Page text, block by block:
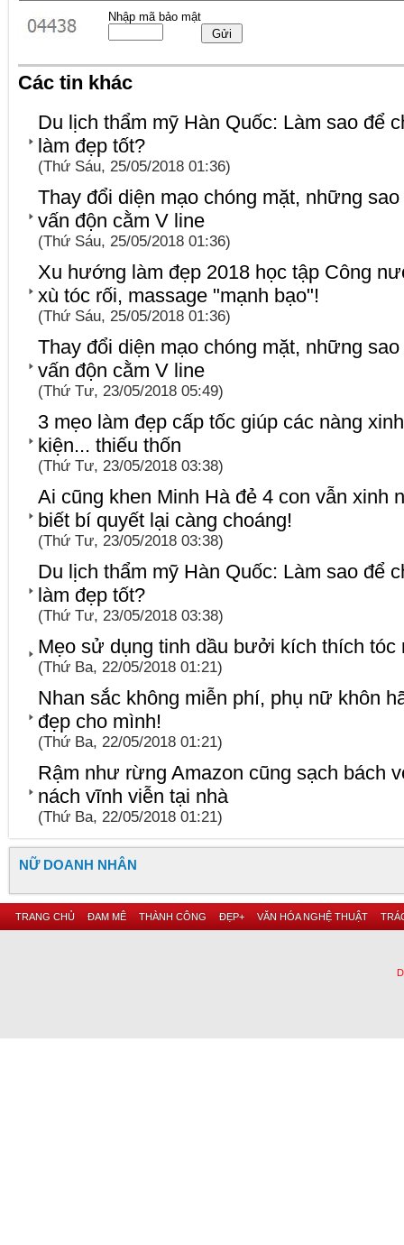
Nhập mã bảo mật
Các tin khác
Du lịch thẩm mỹ Hàn Quốc: Làm sao để
làm đẹp tốt?
(Thứ Sáu, 25/05/2018 01:36)
Thay đổi diện mạo chóng mặt, những
vấn độn cằm V line
(Thứ Sáu, 25/05/2018 01:36)
Xu hướng làm đẹp 2018 học tập Công
xù tóc rối, massage "mạnh bạo"!
(Thứ Sáu, 25/05/2018 01:36)
Thay đổi diện mạo chóng mặt, những
vấn độn cằm V line
(Thứ Tư, 23/05/2018 05:49)
3 mẹo làm đẹp cấp tốc giúp các nàng
kiện... thiếu thốn
(Thứ Tư, 23/05/2018 03:38)
Ai cũng khen Minh Hà đẻ 4 con vẫn xinh
biết bí quyết lại càng choáng!
(Thứ Tư, 23/05/2018 03:38)
Du lịch thẩm mỹ Hàn Quốc: Làm sao để
làm đẹp tốt?
(Thứ Tư, 23/05/2018 03:38)
Mẹo sử dụng tinh dầu bưởi kích thích tóc
(Thứ Ba, 22/05/2018 01:21)
Nhan sắc không miễn phí, phụ nữ khôn
đẹp cho mình!
(Thứ Ba, 22/05/2018 01:21)
Rậm như rừng Amazon cũng sạch bách
nách vĩnh viễn tại nhà
(Thứ Ba, 22/05/2018 01:21)
NỮ DOANH NHÂN
TRANG CHỦ ĐAM MÊ THÀNH CÔNG ĐẸP+ VĂN HÓA NGHỆ THUẬT